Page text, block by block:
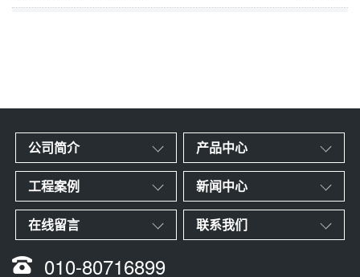
公司简介 产品中心
工程案例 新闻中心
在线留言 联系我们
010-80716899